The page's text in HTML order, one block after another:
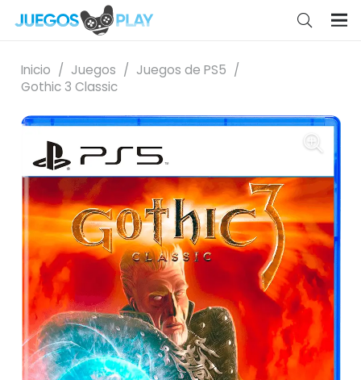
Inicio / Juegos / Juegos de PS5 /
Gothic 3 Classic